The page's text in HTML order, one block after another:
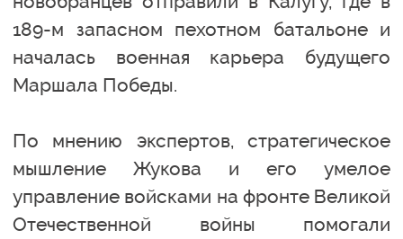
189-м запасном пехотном батальоне и
началась военная карьера будущего
Маршала Победы.
По мнению экспертов, стратегическое
мышление Жукова и его умелое
управление войсками на фронте Великой
Отечественной войны помогали